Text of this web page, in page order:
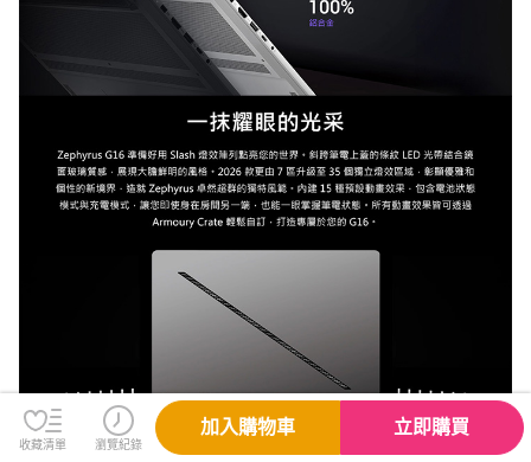
收藏清單 瀏覽紀錄
加入購物車 立即購買